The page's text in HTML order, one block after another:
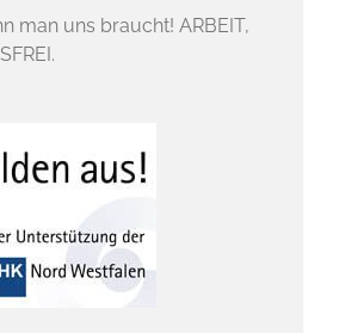
man uns braucht! ARBEIT,